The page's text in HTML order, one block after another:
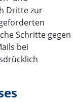
Dritte zur
Schritte gegen
bei